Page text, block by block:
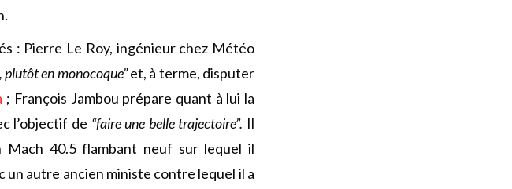
: Pierre Le Roy, ingénieur chez Météo
en monocoque”et, à terme, disputer
; François Jambou prépare quant à lui la
l’objectif de “faire une belle trajectoire”. Il
Mach 40.5 flambant neuf sur lequel il
un autre ancien ministe contre lequel il a